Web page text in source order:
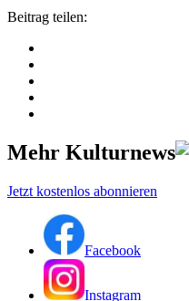
Beitrag teilen:
Mehr Kulturnews
Jetzt kostenlos abonnieren
Facebook
Instagram